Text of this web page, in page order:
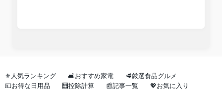
⚜️人気ランキング 🛋️おすすめ家電
🥩厳選食品グルメ
💴お得な日用品
🧮控除計算 📰記事一覧 💖お気に入り